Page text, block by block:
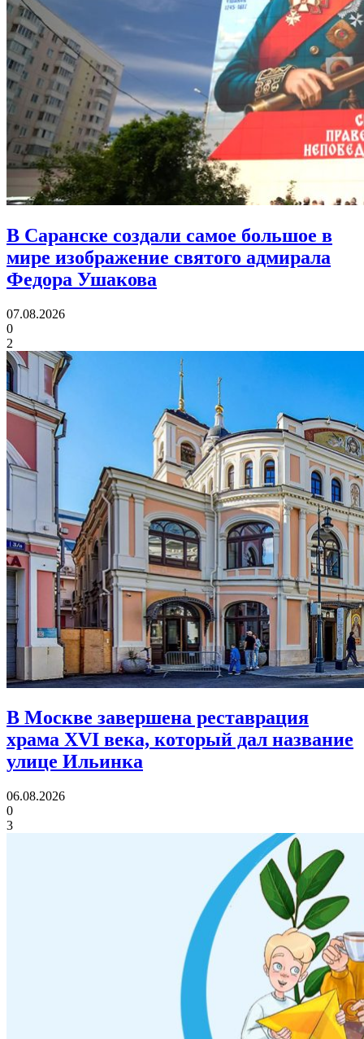
В Саранске создали самое большое в
мире изображение святого адмирала
Федора Ушакова
07.08.2026
0
2
В Москве завершена реставрация
храма XVI века, который дал название
улице Ильинка
06.08.2026
0
3